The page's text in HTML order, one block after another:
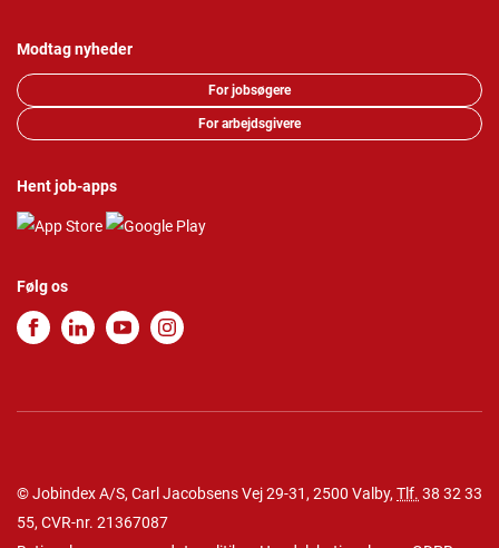
Modtag nyheder
For jobsøgere
For arbejdsgivere
Hent job-apps
Følg os
© Jobindex A/S, Carl Jacobsens Vej 29-31, 2500 Valby, Tlf. 38 32 33
55, CVR-nr. 21367087